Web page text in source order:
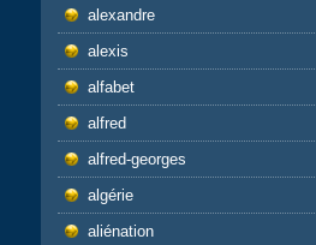
alexandre
alexis
alfabet
alfred
alfred-georges
algérie
aliénation